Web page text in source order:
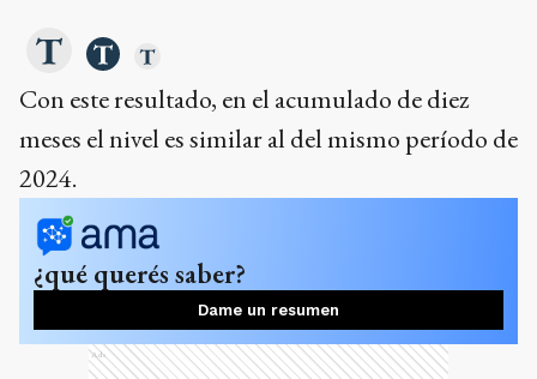
Con este resultado, en el acumulado de diez
meses el nivel es similar al del mismo período de
2024.
¿qué querés saber?
Dame un resumen
Ads